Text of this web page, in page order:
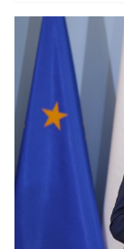
tego wtorku 1
będą nowe
które wchodzą
oznakowane
pierwszeństwo
tramwajów.
telefonów
Zmiany w
ustąpienia
telefonów
jezdnię lub
Kancelaria